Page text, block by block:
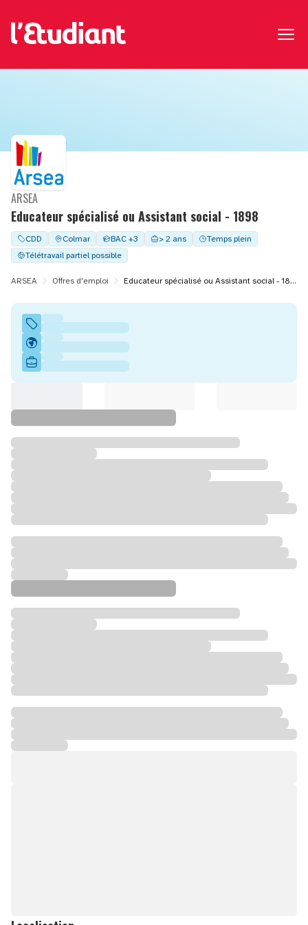
Educateur spécialisé ou Assistant social - 1898
ARSEA
CDD Colmar BAC +3 > 2 ans
Temps plein
Télétravail partiel possible
ARSEA Offres d'emploi Educateur spécialisé ou Assistant social - 1898